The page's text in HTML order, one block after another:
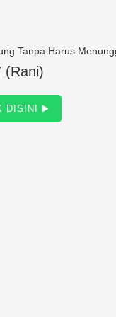
Tanpa Harus
(Rani)
DISINI ▶️